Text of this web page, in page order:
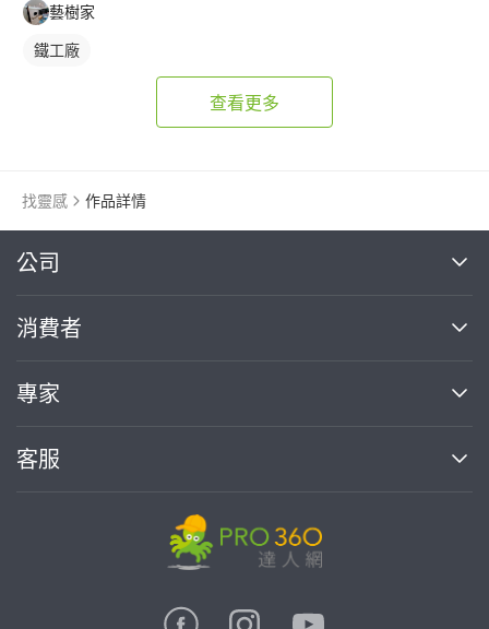
藝樹家
鐵工廠
查看更多
找靈感 作品詳情
公司
關於我們
部落格
加入我們
消費者
買服務
熱門服務
專家
案件中心
客服
繼續完成